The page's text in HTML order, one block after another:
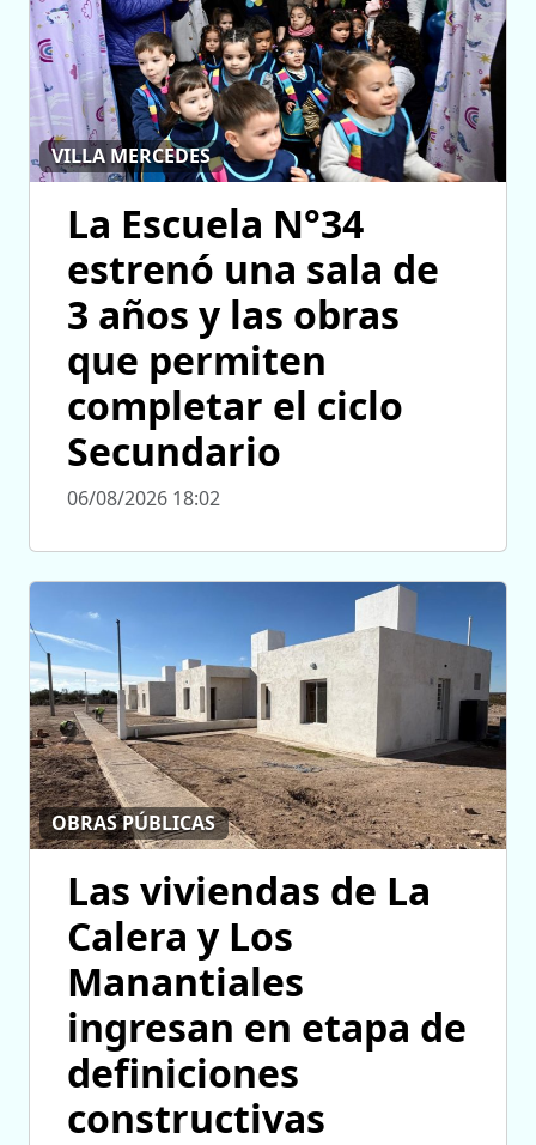
VILLA MERCEDES
La Escuela N°34
estrenó una sala de
3 años y las obras
que permiten
completar el ciclo
Secundario
06/08/2026 18:02
OBRAS PÚBLICAS
Las viviendas de La
Calera y Los
Manantiales
ingresan en etapa de
definiciones
constructivas